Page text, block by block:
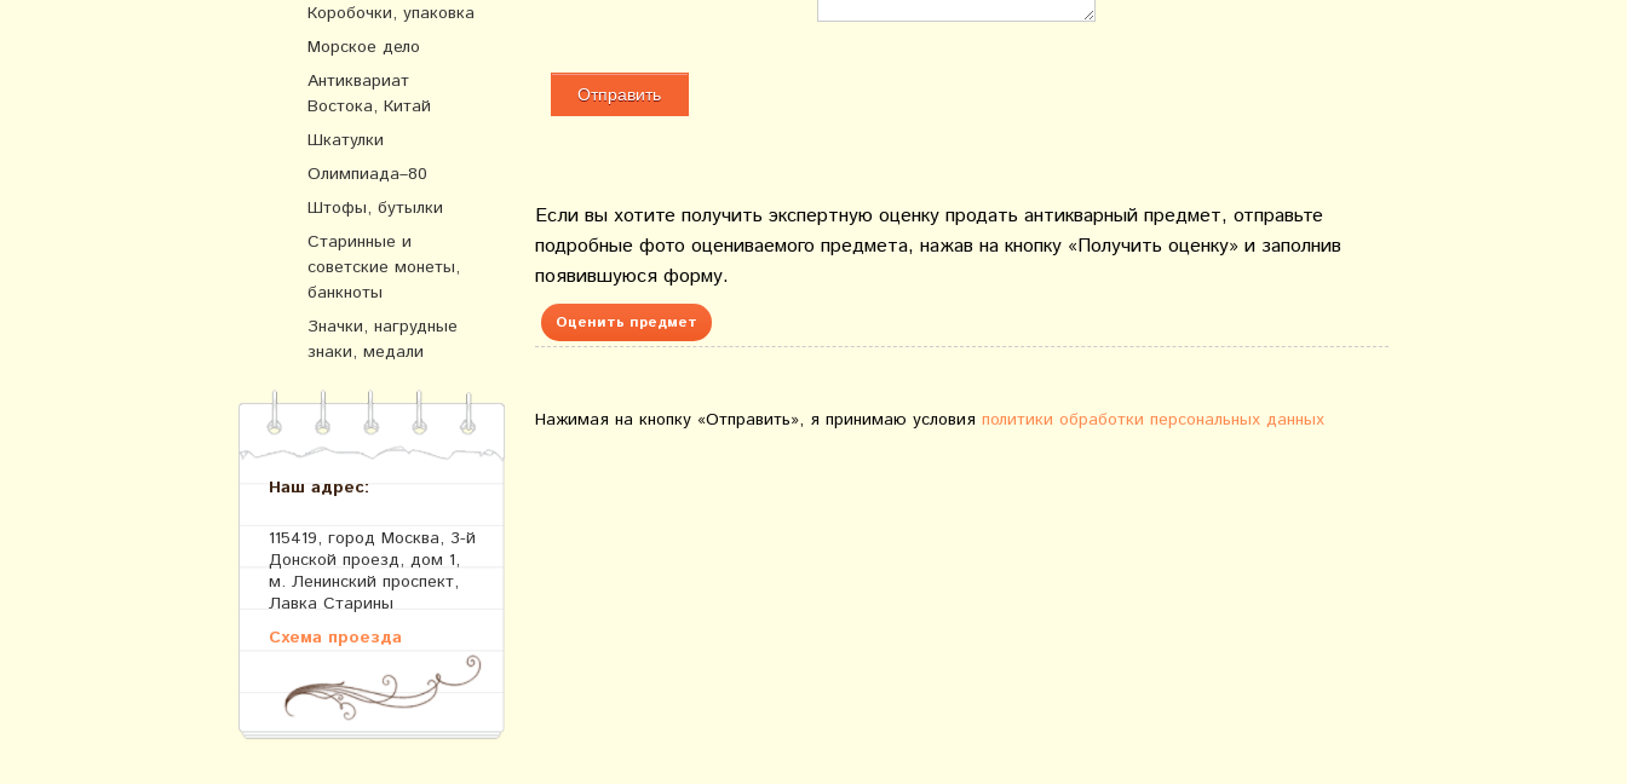
Коробочки, упаковка
Морское дело
Антиквариат
Востока, Китай
Шкатулки
Олимпиада–80
Штофы, бутылки
Старинные и
советские монеты,
банкноты
Значки, нагрудные
знаки, медали
Наш адрес:
115419, город Москва, 3-й
Донской проезд, дом 1,
м. Ленинский проспект,
Лавка Старины
Схема проезда
Если вы хотите получить экспертную оценку продать антикварный предмет, отправьте
подробные фото оцениваемого предмета, нажав на кнопку «Получить оценку» и заполнив
появившуюся форму.
Оценить предмет
Нажимая на кнопку «Отправить», я принимаю условия политики обработки персональных данных